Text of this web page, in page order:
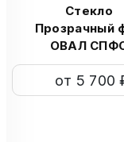
Стекло
Прозрачный
ОВАЛ
от 5 700